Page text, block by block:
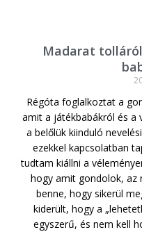
Madarat
Régóta foglalkoztat a
amit a játékbabákról és a
a belőlük kiinduló
ezekkel kapcsolatban
tudtam kiállni a
hogy amit gondolok, az
benne, hogy sikerül
kiderült, hogy a
egyszerű, és nem kell